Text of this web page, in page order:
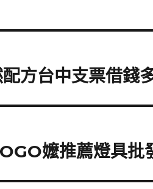
方台中支票借錢
嬤推薦燈具批